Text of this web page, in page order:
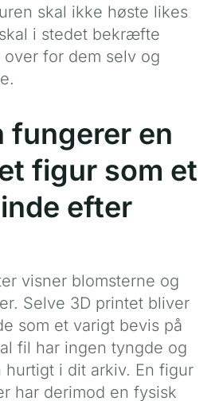
skal ikke høste likes
i stedet bekræfte
over for dem selv og
fungerer en
figur som et
efter
visner blomsterne og
Selve 3D printet bliver
som et varigt bevis på
fil har ingen tyngde og
hurtigt i dit arkiv. En figur
har derimod en fysisk